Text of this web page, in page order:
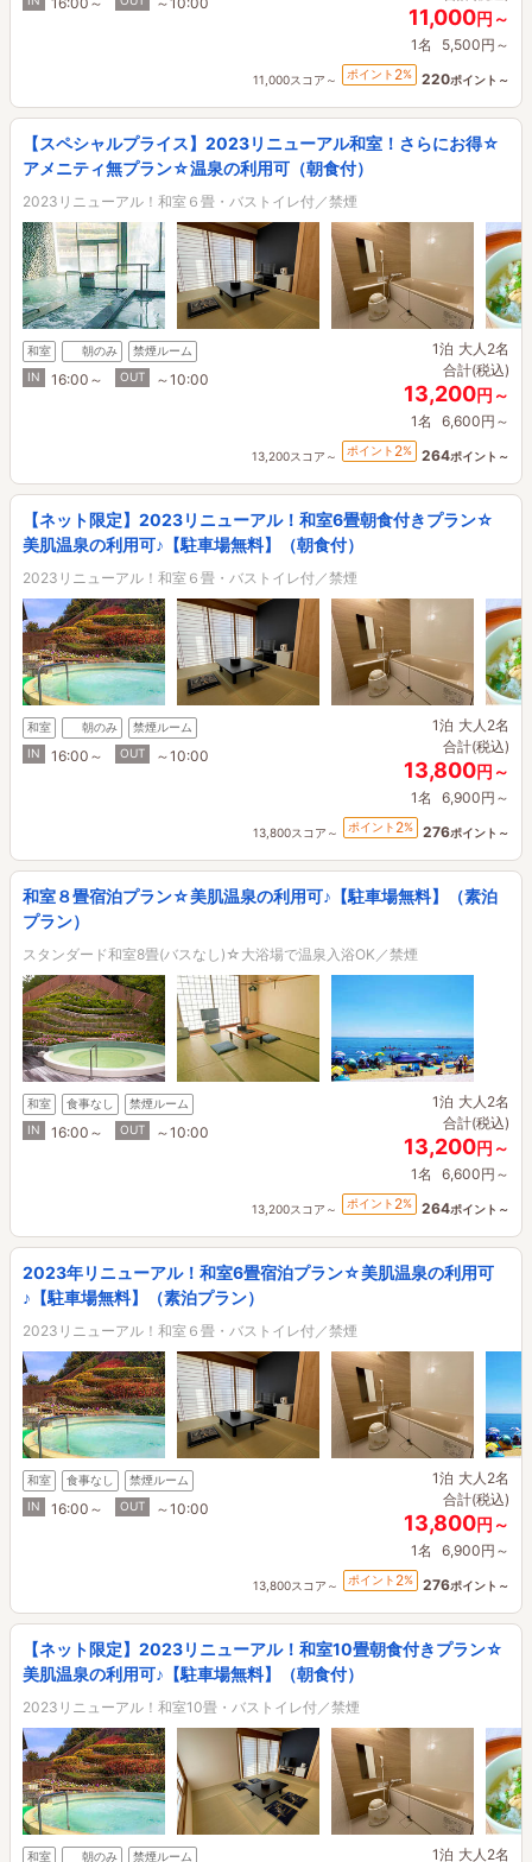
11,000円～
1名 5,500円～
11,000スコア～ ポイント 2% 220ポイント～
【スペシャルプライス】2023リニューアル和室！さらにお得☆
アメニティ無プラン☆温泉の利用可（朝食付）
2023リニューアル！和室６畳・バストイレ付／禁煙
和室 朝のみ
禁煙ルーム
IN
16:00～ OUT ～10:00
1泊 大人2名
合計(税込)
13,200円～
1名 6,600円～
13,200スコア～ ポイント 2% 264ポイント～
【ネット限定】2023リニューアル！和室6畳朝食付きプラン☆
美肌温泉の利用可♪【駐車場無料】（朝食付）
2023リニューアル！和室６畳・バストイレ付／禁煙
和室 朝のみ
禁煙ルーム
IN
16:00～ OUT ～10:00
1泊 大人2名
合計(税込)
13,800円～
1名 6,900円～
13,800スコア～ ポイント 2% 276ポイント～
和室８畳宿泊プラン☆美肌温泉の利用可♪【駐車場無料】（素泊
プラン）
スタンダード和室8畳(バスなし)☆大浴場で温泉入浴OK／禁煙
和室 食事なし
禁煙ルーム
IN
16:00～ OUT ～10:00
1泊 大人2名
合計(税込)
13,200円～
1名 6,600円～
13,200スコア～ ポイント 2% 264ポイント～
2023年リニューアル！和室6畳宿泊プラン☆美肌温泉の利用可
♪【駐車場無料】（素泊プラン）
2023リニューアル！和室６畳・バストイレ付／禁煙
和室 食事なし
禁煙ルーム
IN
16:00～ OUT ～10:00
1泊 大人2名
合計(税込)
13,800円～
1名 6,900円～
13,800スコア～ ポイント 2% 276ポイント～
【ネット限定】2023リニューアル！和室10畳朝食付きプラン☆
美肌温泉の利用可♪【駐車場無料】（朝食付）
2023リニューアル！和室10畳・バストイレ付／禁煙
和室 朝のみ 禁煙ルーム 1泊 大人2名